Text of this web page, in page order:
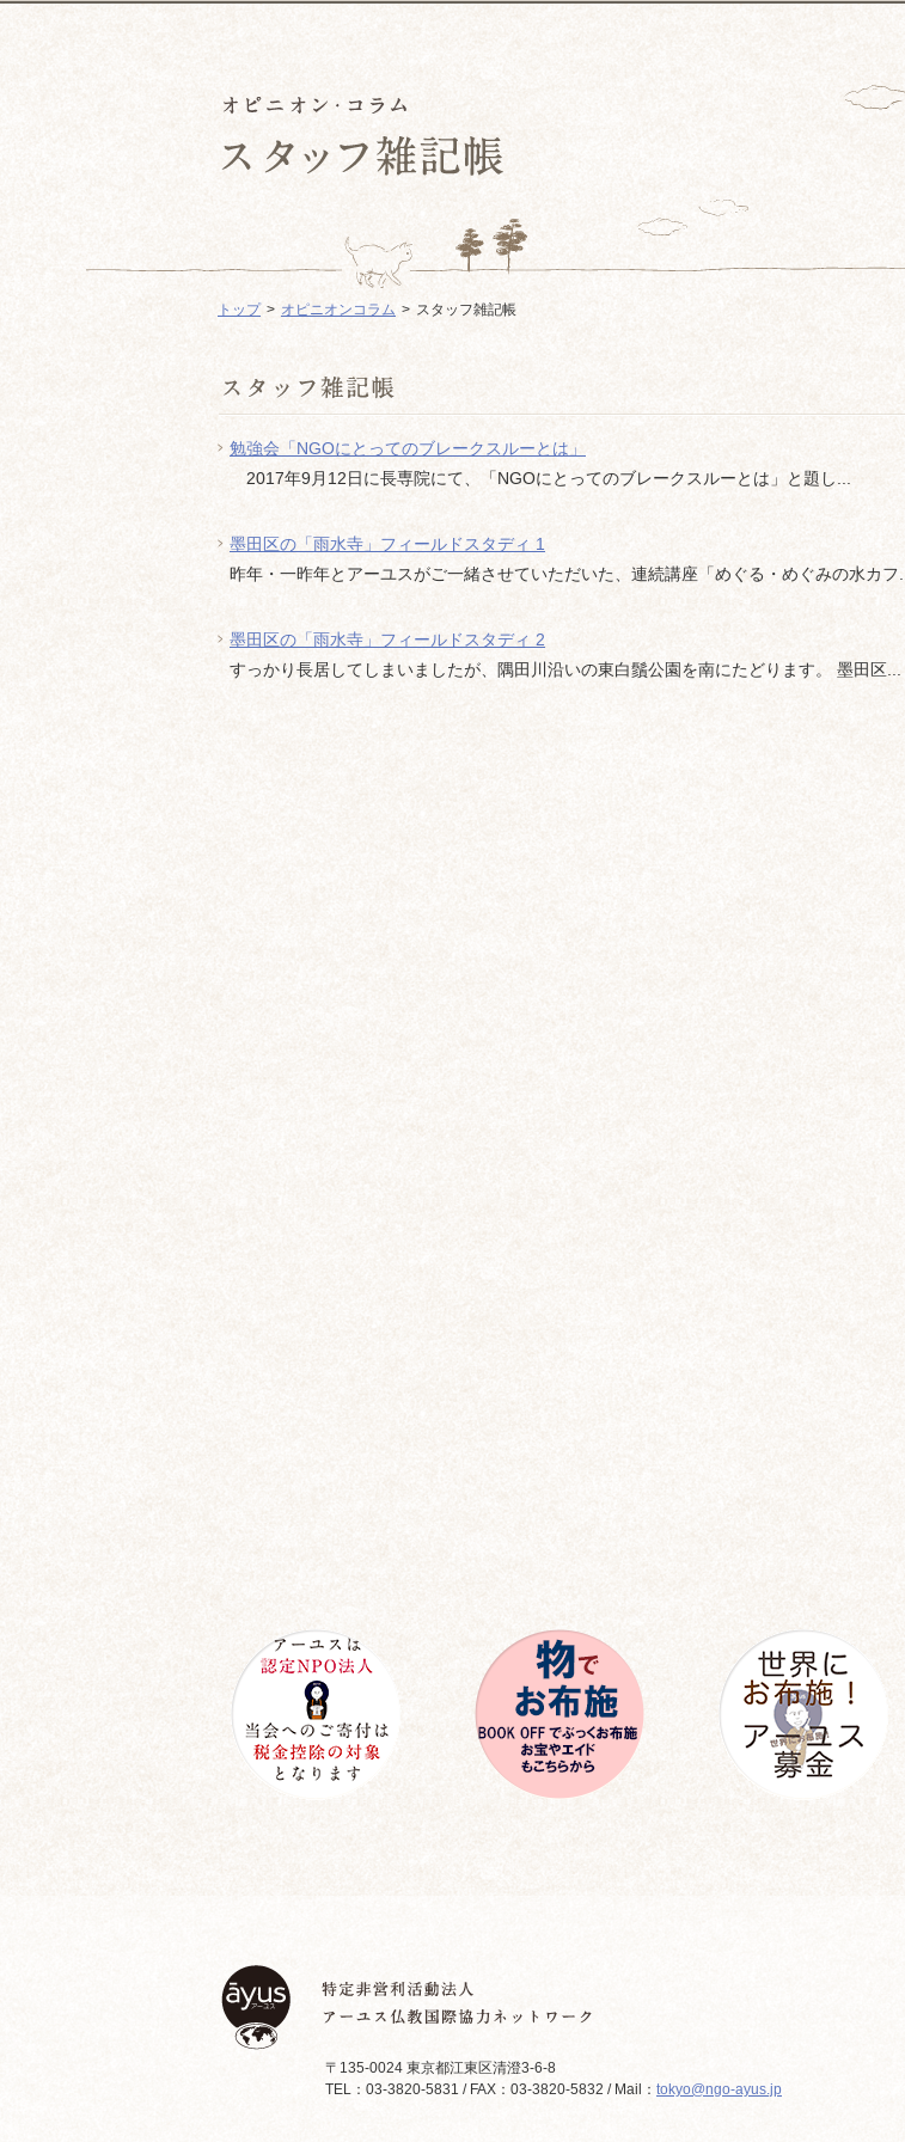
トップ オピニオンコラム スタッフ雑記帳
勉強会「NGOにとってのブレークスルーとは」
2017年9月12日に長専院にて、「NGOにとってのブレークスルーとは」と題し...
墨田区の「雨水寺」フィールドスタディ 1
昨年・一昨年とアーユスがご一緒させていただいた、連続講座「めぐる・めぐみの水カフ...
墨田区の「雨水寺」フィールドスタディ 2
すっかり長居してしまいましたが、隅田川沿いの東白鬚公園を南にたどります。 墨田区...
〒135-0024 東京都江東区清澄3-6-8
TEL：03-3820-5831 / FAX：03-3820-5832 / Mail： tokyo@ngo-ayus.jp